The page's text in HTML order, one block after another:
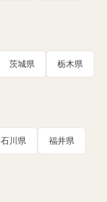
茨城県 栃木県
石川県 福井県